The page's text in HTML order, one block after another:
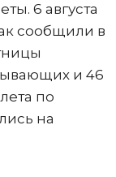
6 августа
сообщили в
и 46
по
на